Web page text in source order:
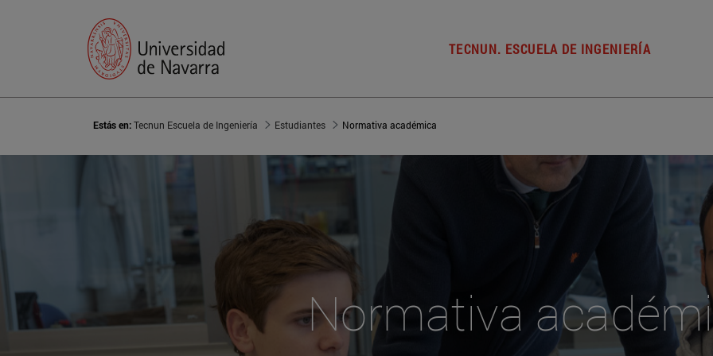
TECNUN. ESCUELA DE INGENIERÍA
Estás en:Tecnun Escuela de Ingeniería Estudiantes Normativa académica
Normativa